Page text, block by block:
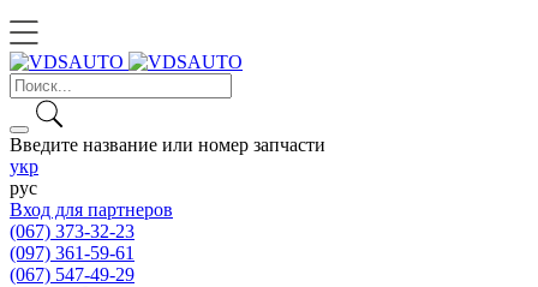
Введите название или номер запчасти
укр
рус
Вход для партнеров
(067) 373-32-23
(097) 361-59-61
(067) 547-49-29